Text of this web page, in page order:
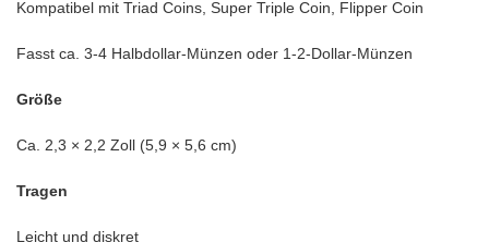
Kompatibel mit Triad Coins, Super Triple Coin, Flipper Coin
Fasst ca. 3-4 Halbdollar-Münzen oder 1-2-Dollar-Münzen
Größe
Ca. 2,3 × 2,2 Zoll (5,9 × 5,6 cm)
Tragen
Leicht und diskret